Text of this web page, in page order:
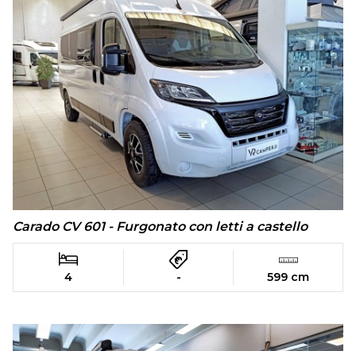
Carado CV 601 - Furgonato con letti a castello
4 - 599 cm